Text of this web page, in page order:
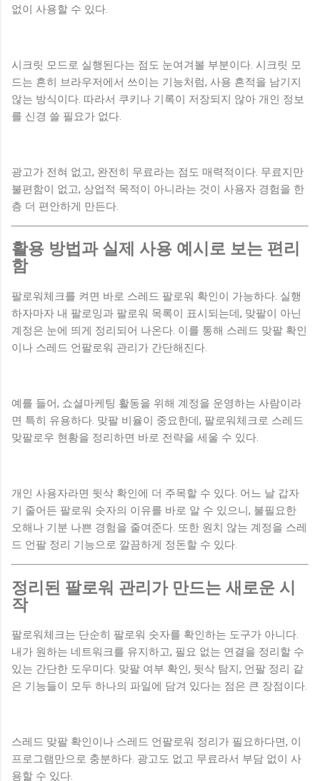
없이 사용할 수 있다.
시크릿 모드로 실행된다는 점도 눈여겨볼 부분이다. 시크릿 모
드는 흔히 브라우저에서 쓰이는 기능처럼, 사용 흔적을 남기지
않는 방식이다. 따라서 쿠키나 기록이 저장되지 않아 개인 정보
를 신경 쓸 필요가 없다.
광고가 전혀 없고, 완전히 무료라는 점도 매력적이다. 무료지만
불편함이 없고, 상업적 목적이 아니라는 것이 사용자 경험을 한
층 더 편안하게 만든다.
활용 방법과 실제 사용 예시로 보는 편리
함
팔로워체크를 켜면 바로 스레드 팔로워 확인이 가능하다. 실행
하자마자 내 팔로잉과 팔로워 목록이 표시되는데, 맞팔이 아닌
계정은 눈에 띄게 정리되어 나온다. 이를 통해 스레드 맞팔 확인
이나 스레드 언팔로워 관리가 간단해진다.
예를 들어, 쇼셜마케팅 활동을 위해 계정을 운영하는 사람이라
면 특히 유용하다. 맞팔 비율이 중요한데, 팔로워체크로 스레드
맞팔로우 현황을 정리하면 바로 전략을 세울 수 있다.
개인 사용자라면 뒷삭 확인에 더 주목할 수 있다. 어느 날 갑자
기 줄어든 팔로워 숫자의 이유를 바로 알 수 있으니, 불필요한
오해나 기분 나쁜 경험을 줄여준다. 또한 원치 않는 계정을 스레
드 언팔 정리 기능으로 깔끔하게 정돈할 수 있다.
정리된 팔로워 관리가 만드는 새로운 시
작
팔로워체크는 단순히 팔로워 숫자를 확인하는 도구가 아니다.
내가 원하는 네트워크를 유지하고, 필요 없는 연결을 정리할 수
있는 간단한 도우미다. 맞팔 여부 확인, 뒷삭 탐지, 언팔 정리 같
은 기능들이 모두 하나의 파일에 담겨 있다는 점은 큰 장점이다.
스레드 맞팔 확인이나 스레드 언팔로워 정리가 필요하다면, 이
프로그램만으로 충분하다. 광고도 없고 무료라서 부담 없이 사
용할 수 있다.